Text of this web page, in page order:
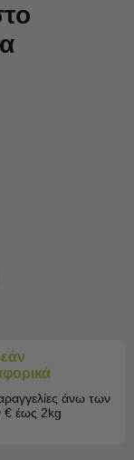
άνω των
€ έως 2kg